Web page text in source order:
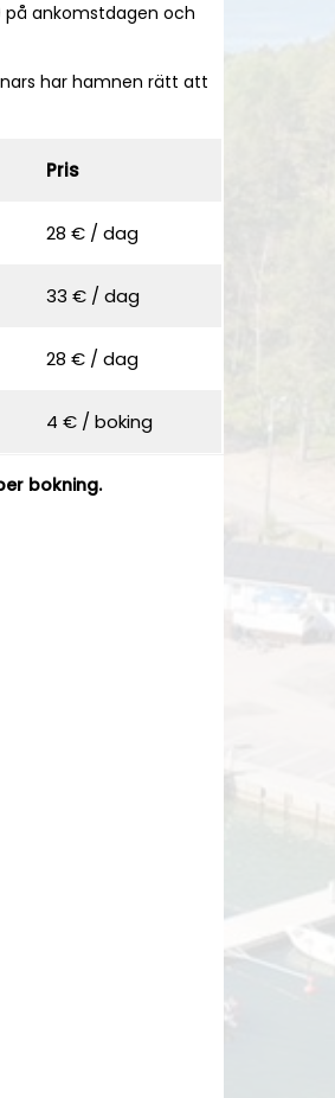
på ankomstdagen och
har hamnen rätt att
Pris
28 € / dag
33 € / dag
28 € / dag
4 € / boking
bokning.